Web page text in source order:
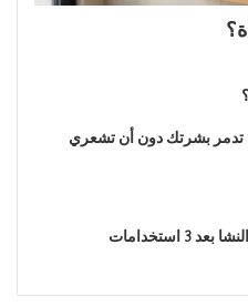
تدمر بشرتك دون أن تشعري
3 استخدامات